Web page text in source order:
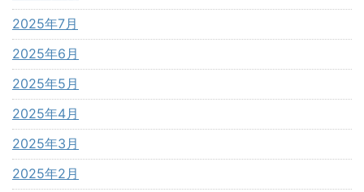
2025年7月
2025年6月
2025年5月
2025年4月
2025年3月
2025年2月